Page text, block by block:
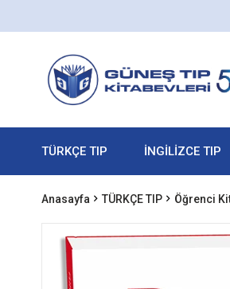
TÜRKÇE TIP İNGİLİZCE TIP
Anasayfa TÜRKÇE TIP Öğrenci